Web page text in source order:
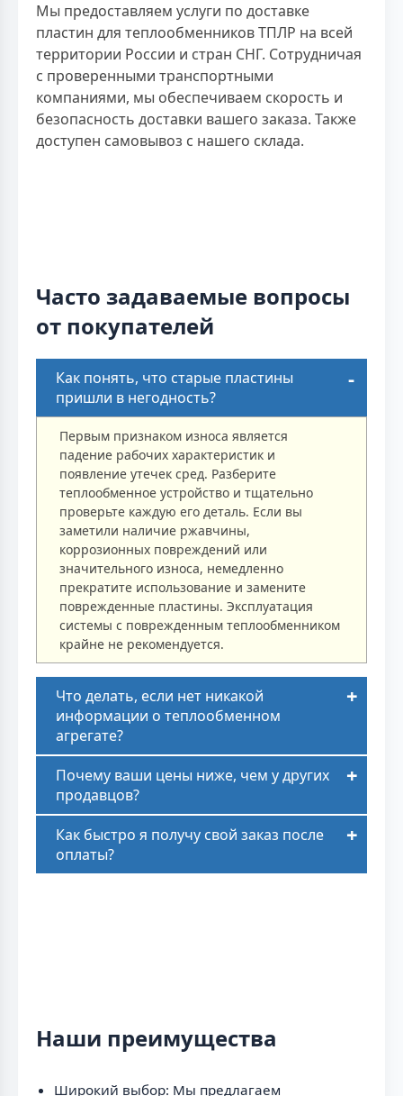
Мы предоставляем услуги по доставке
пластин для теплообменников ТПЛР на всей
территории России и стран СНГ. Сотрудничая
с проверенными транспортными
компаниями, мы обеспечиваем скорость и
безопасность доставки вашего заказа. Также
доступен самовывоз с нашего склада.
Часто задаваемые вопросы
от покупателей
Как понять, что старые пластины
пришли в негодность?
Первым признаком износа является
падение рабочих характеристик и
появление утечек сред. Разберите
теплообменное устройство и тщательно
проверьте каждую его деталь. Если вы
заметили наличие ржавчины,
коррозионных повреждений или
значительного износа, немедленно
прекратите использование и замените
поврежденные пластины. Эксплуатация
системы с поврежденным теплообменником
крайне не рекомендуется.
Что делать, если нет никакой
информации о теплообменном
агрегате?
Почему ваши цены ниже, чем у других
продавцов?
Как быстро я получу свой заказ после
оплаты?
Наши преимущества
Широкий выбор: Мы предлагаем